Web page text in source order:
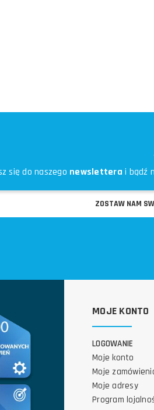
się do naszego newslettera i bądź
MOJE KONTO
LOGOWANIE
Moje konto
Moje
Moje adresy
Program